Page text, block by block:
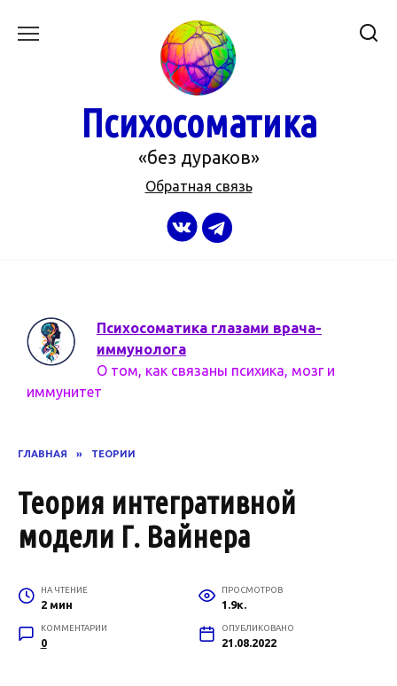
Психосоматика
«без дураков»
Обратная связь
Психосоматика глазами врача-
иммунолога
О том, как связаны психика, мозг и
иммунитет
ГЛАВНАЯ » ТЕОРИИ
Теория интегративной
модели Г. Вайнера
НА ЧТЕНИЕ
2 мин
ПРОСМОТРОВ
1.9к.
КОММЕНТАРИИ
0
ОПУБЛИКОВАНО
21.08.2022